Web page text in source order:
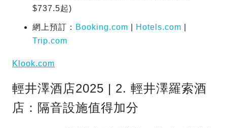
$737.5起)
網上預訂： Booking.com Hotels.com
Trip.com
Klook.com
輕井澤酒店2025 | 2. 輕井澤羅索酒
店：隔音設施值得加分